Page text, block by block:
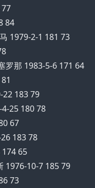
84
1979-2-1 181 73
罗那 1983-5-6 171 64
22 183 79
4-25 180 78
67
183 78
65
1976-10-7 185 79
73